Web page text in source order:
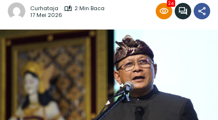
Curhataja
2 Min Baca
17 Mei 2026
24